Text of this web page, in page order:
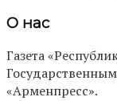
О нас
Газета
«Арменпресс».